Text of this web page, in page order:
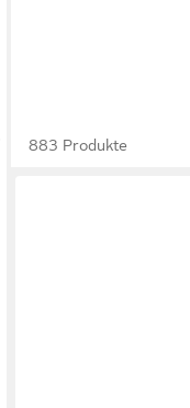
883 Produkte